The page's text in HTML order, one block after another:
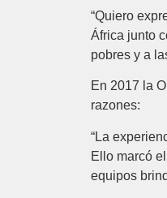
“Quiero
África junto
pobres y a
En 2017 la
razones:
“La
Ello marcó
equipos